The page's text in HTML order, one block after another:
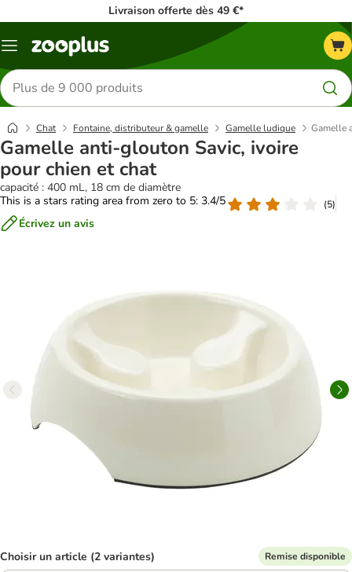
Livraison offerte dès 49 €*
Menu
Rechercher
des
produits
Chat Fontaine, distributeur & gamelle Gamelle ludique Gamelle
Gamelle anti-glouton Savic, ivoire
pour chien et chat
capacité : 400 mL, 18 cm de diamètre
This is a stars rating area from zero to 5: 3.4/5
(5)
Écrivez un avis
Choisir un article (2 variantes) Remise disponible